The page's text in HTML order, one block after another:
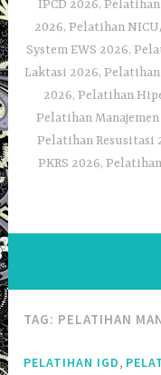
IPCD 2026,
2026, Pelatihan
System EWS 2026,
Laktasi 2026,
2026, Pelatihan
Pelatihan
Pelatihan Resusitasi
PKRS 2026,
TAG: PELATIHAN
PELATIHAN IGD